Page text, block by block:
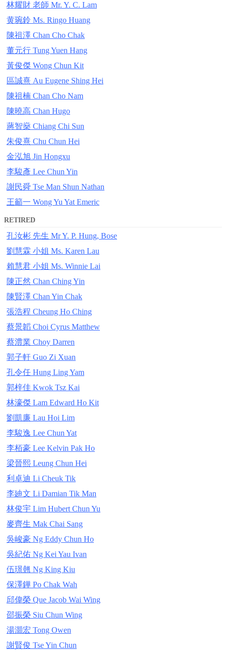
林耀財 老師 Mr. Y. C. Lam
黄琬鈴 Ms. Ringo Huang
陳祖澤 Chan Cho Chak
董元行 Tung Yuen Hang
黃俊傑 Wong Chun Kit
區誠熹 Au Eugene Shing Hei
陳祖楠 Chan Cho Nam
陳曉高 Chan Hugo
蔣智燊 Chiang Chi Sun
朱俊熹 Chu Chun Hei
金泓旭 Jin Hongxu
李駿彥 Lee Chun Yin
謝民舜 Tse Man Shun Nathan
王籲一 Wong Yu Yat Emeric
RETIRED
孔汝彬 先生 Mr Y. P. Hung, Bose
劉慧霖 小姐 Ms. Karen Lau
賴慧君 小姐 Ms. Winnie Lai
陳正然 Chan Ching Yin
陳賢澤 Chan Yin Chak
張浩程 Cheung Ho Ching
蔡景韜 Choi Cyrus Matthew
蔡澧業 Choy Darren
郭子軒 Guo Zi Xuan
孔令任 Hung Ling Yam
郭梓佳 Kwok Tsz Kai
林濠傑 Lam Edward Ho Kit
劉凱廉 Lau Hoi Lim
李駿逸 Lee Chun Yat
李栢豪 Lee Kelvin Pak Ho
梁晉熙 Leung Chun Hei
利卓迪 Li Cheuk Tik
李廸文 Li Damian Tik Man
林俊宇 Lim Hubert Chun Yu
麥齊生 Mak Chai Sang
吳峻豪 Ng Eddy Chun Ho
吳紀佑 Ng Kei Yau Ivan
伍璟翹 Ng King Kiu
保澤鏵 Po Chak Wah
邱偉榮 Que Jacob Wai Wing
邵振榮 Siu Chun Wing
湯灝宏 Tong Owen
謝賢俊 Tse Yin Chun